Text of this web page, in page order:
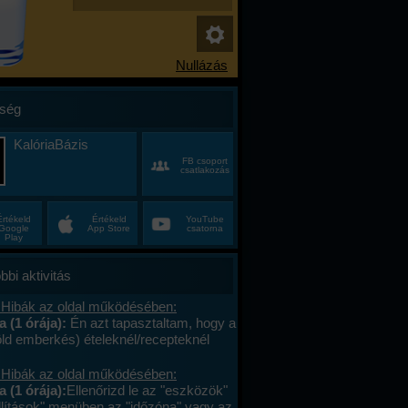
KalóriaBázis
FB csoport
csatlakozás
Play
Értékeld
App Store
YouTube
csatorna
aktivitás
az oldal működésében:
(1 órája): Én azt tapasztaltam, hogy a
emberkés) ételeknél/recepteknél
Viszont (szerintem) nem kell/érdemes
közösbe ajánlani
huszadszor ami egyszer már fent
az oldal működésében:
(1 órája):Ellenőrizd le az "eszközök"